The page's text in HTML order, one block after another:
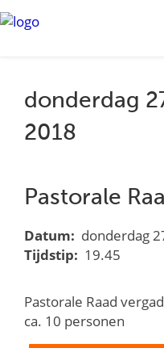
donderdag
2018
Pastorale
Datum: donderdag
Tijdstip: 19.45
Pastorale Raad
ca. 10 personen